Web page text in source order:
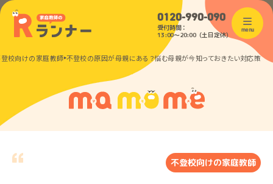
0120-990-090
受付時間：
13:00〜20:00（土日定休）
menu
校向けの家庭教師 不登校の原因が母親にある？悩む母親が今知っておきたい対応策
不登校向けの家庭教師